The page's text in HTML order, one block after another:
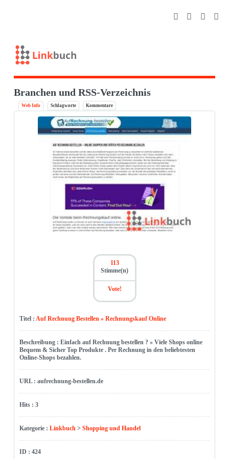
Branchen und RSS-Verzeichnis
Web Info Schlagworte Kommentare
113
Stimme(n)
Vote!
Titel : Auf Rechnung Bestellen » Rechnungskauf Online
Beschreibung : Einfach auf Rechnung bestellen ? » Viele Shops online
Bequem & Sicher Top Produkte . Per Rechnung in den beliebtesten
Online-Shops bezahlen.
URL : aufrechnung-bestellen.de
Hits : 3
Kategorie : Linkbuch> Shopping und Handel
ID : 424